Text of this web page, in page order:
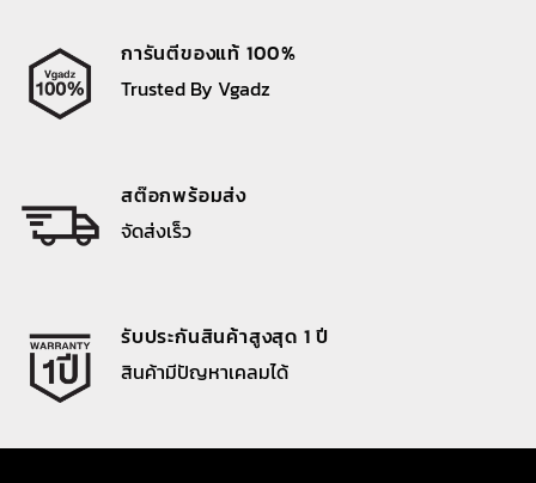
การันตีของแท้ 100%
Trusted By Vgadz
สต๊อกพร้อมส่ง
จัดส่งเร็ว
รับประกันสินค้าสูงสุด 1 ปี
สินค้ามีปัญหาเคลมได้